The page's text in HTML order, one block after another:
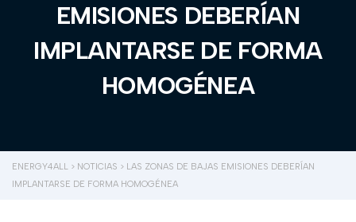
EMISIONES DEBERÍAN
IMPLANTARSE DE FORMA
HOMOGÉNEA
ENERGY4ALL > NOTICIAS > LAS ZONAS DE BAJAS EMISIONES DEBERÍAN
IMPLANTARSE DE FORMA HOMOGÉNEA